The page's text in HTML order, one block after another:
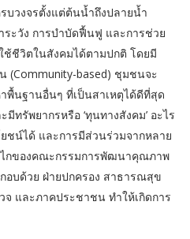
บวงจรตั้งแต่ต้นน้ำถึงปลายน้ำ
ระวัง การบำบัดฟื้นฟู และการช่วย
ช้ชีวิตในสังคมได้ตามปกติ โดยมี
(Community-based) ชุมชนจะ
พื้นฐานอื่นๆ ที่เป็นสาเหตุได้ดีที่สุด
ทรัพยากรหรือ ‘ทุนทางสังคม’ อะไร
ชน์ได้ และการมีส่วนร่วมจากหลาย
กของคณะกรรมการพัฒนาคุณภาพ
อบด้วย ฝ่ายปกครอง สาธารณสุข
จ และภาคประชาชน ทำให้เกิดการ